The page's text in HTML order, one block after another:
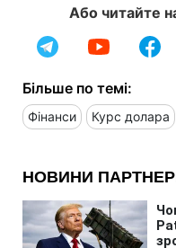
Або читайте
Більше по темі:
Фінанси Курс долара